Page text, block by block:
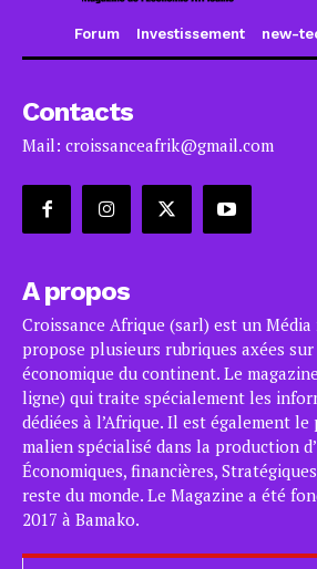
Forum Investissement new-
Contacts
Mail: croissanceafrik@gmail.com
A propos
Croissance Afrique (sarl) est un
propose plusieurs rubriques axées
économique du continent. Le
ligne) qui traite spécialement les
dédiées à l’Afrique. Il est également le
malien spécialisé dans la production
Économiques, financières,
reste du monde. Le Magazine a été
2017 à Bamako.